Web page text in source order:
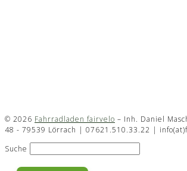
© 2026 Fahrradladen fairvelo – Inh. Daniel
48 - 79539 Lörrach | 07621.510.33.22 |
Suche